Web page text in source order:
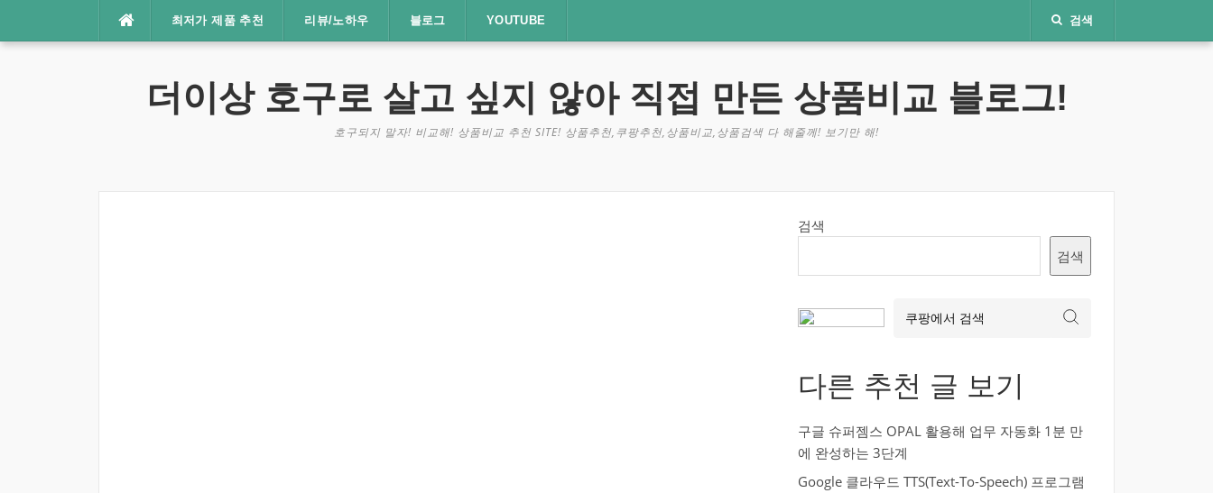
최저가 제품 추천 리뷰/노하우 블로그 YOUTUBE 검색
더이상 호구로 살고 싶지 않아 직접 만든 상품비교 블로그!
호구되지 말자! 비교해! 상품비교 추천 SITE! 상품추천,쿠팡추천,상품비교,상품검색 다 해줄께! 보기만 해!
검색
검색
다른 추천 글 보기
구글 슈퍼젬스 OPAL 활용해 업무 자동화 1분 만
에 완성하는 3단계
Google 클라우드 TTS(Text-To-Speech) 프로그램